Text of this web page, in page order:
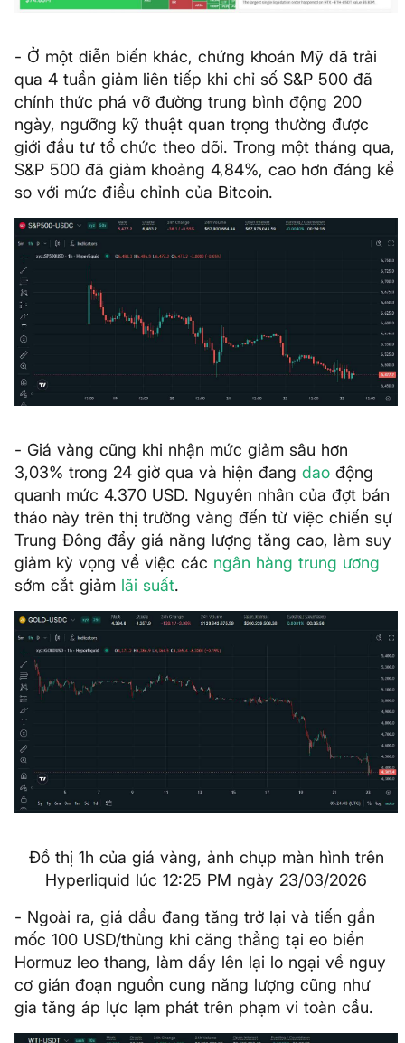
- Ở một diễn biến khác, chứng khoán Mỹ đã trải
qua 4 tuần giảm liên tiếp khi chỉ số S&P 500 đã
chính thức phá vỡ đường trung bình động 200
ngày, ngưỡng kỹ thuật quan trọng thường được
giới đầu tư tổ chức theo dõi. Trong một tháng qua,
S&P 500 đã giảm khoảng 4,84%, cao hơn đáng kể
so với mức điều chỉnh của Bitcoin.
- Giá vàng cũng khi nhận mức giảm sâu hơn
3,03% trong 24 giờ qua và hiện đang dao động
quanh mức 4.370 USD. Nguyên nhân của đợt bán
tháo này trên thị trường vàng đến từ việc chiến sự
Trung Đông đẩy giá năng lượng tăng cao, làm suy
giảm kỳ vọng về việc các ngân hàng trung ương
sớm cắt giảm lãi suất.
Đồ thị 1h của giá vàng, ảnh chụp màn hình trên
Hyperliquid lúc 12:25 PM ngày 23/03/2026
- Ngoài ra, giá dầu đang tăng trở lại và tiến gần
mốc 100 USD/thùng khi căng thẳng tại eo biển
Hormuz leo thang, làm dấy lên lại lo ngại về nguy
cơ gián đoạn nguồn cung năng lượng cũng như
gia tăng áp lực lạm phát trên phạm vi toàn cầu.